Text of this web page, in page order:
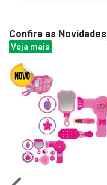
Confira as Novidades
Veja mais